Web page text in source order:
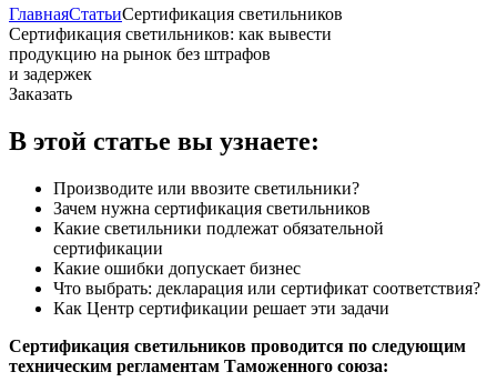
ГлавнаяСтатьиСертификация светильников
Сертификация светильников: как вывести
продукцию на рынок без штрафов
и задержек
Заказать
В этой статье вы узнаете:
Производите или ввозите светильники?
Зачем нужна сертификация светильников
Какие светильники подлежат обязательной
сертификации
Какие ошибки допускает бизнес
Что выбрать: декларация или сертификат соответствия?
Как Центр сертификации решает эти задачи
Сертификация светильников проводится по следующим
техническим регламентам Таможенного союза: